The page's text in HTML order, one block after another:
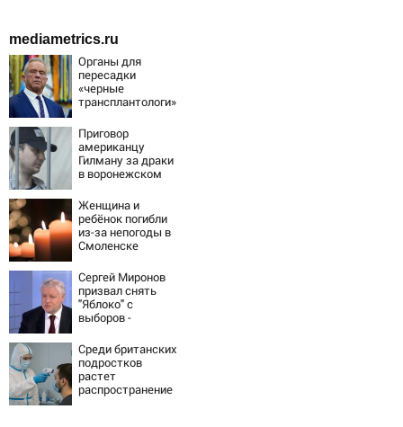
mediametrics.ru
Органы для
пересадки
«черные
трансплантологи»
живых пациентов
Приговор
американцу
Гилману за драки
в воронежском
потребовали
ужесточить -
Новости на
Вести.ru
Женщина и
ребёнок погибли
из-за непогоды в
Смоленске
Сергей Миронов
призвал снять
"Яблоко" с
выборов -
Вести.ru
Среди британских
подростков
растет
распространение